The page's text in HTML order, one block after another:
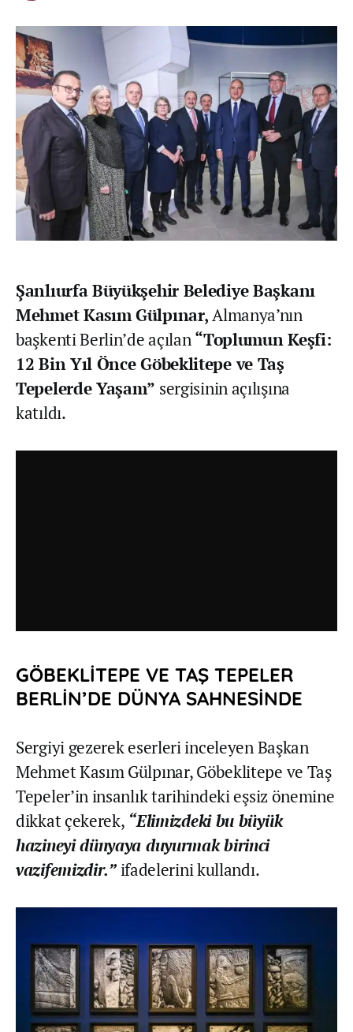
Şanlıurfa Büyükşehir Belediye Başkanı
Mehmet Kasım Gülpınar, Almanya’nın
başkenti Berlin’de açılan “Toplumun Keşfi:
12 Bin Yıl Önce Göbeklitepe ve Taş
Tepelerde Yaşam” sergisinin açılışına
katıldı.
GÖBEKLİTEPE VE TAŞ TEPELER
BERLİN’DE DÜNYA SAHNESİNDE
Sergiyi gezerek eserleri inceleyen Başkan
Mehmet Kasım Gülpınar, Göbeklitepe ve Taş
Tepeler’in insanlık tarihindeki eşsiz önemine
dikkat çekerek, “Elimizdeki bu büyük
hazineyi dünyaya duyurmak birinci
vazifemizdir.”ifadelerini kullandı.